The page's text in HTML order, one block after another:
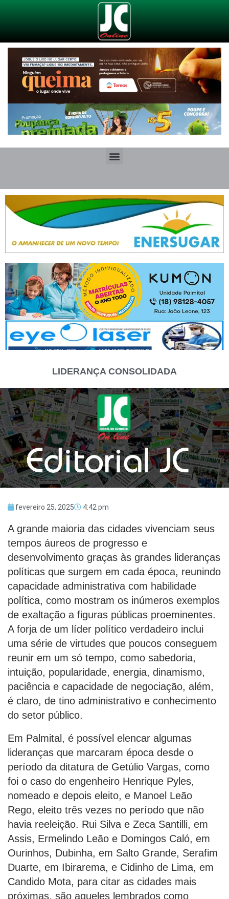
LIDERANÇA CONSOLIDADA
fevereiro 25, 2025 4:42 pm
A grande maioria das cidades vivenciam seus
tempos áureos de progresso e
desenvolvimento graças às grandes lideranças
políticas que surgem em cada época, reunindo
capacidade administrativa com habilidade
política, como mostram os inúmeros exemplos
de exaltação a figuras públicas proeminentes.
A forja de um líder político verdadeiro inclui
uma série de virtudes que poucos conseguem
reunir em um só tempo, como sabedoria,
intuição, popularidade, energia, dinamismo,
paciência e capacidade de negociação, além,
é claro, de tino administrativo e conhecimento
do setor público.
Em Palmital, é possível elencar algumas
lideranças que marcaram época desde o
período da ditatura de Getúlio Vargas, como
foi o caso do engenheiro Henrique Pyles,
nomeado e depois eleito, e Manoel Leão
Rego, eleito três vezes no período que não
havia reeleição. Rui Silva e Zeca Santilli, em
Assis, Ermelindo Leão e Domingos Caló, em
Ourinhos, Dubinha, em Salto Grande, Serafim
Duarte, em Ibirarema, e Cidinho de Lima, em
Candido Mota, para citar as cidades mais
próximas, são aqueles lembrados como